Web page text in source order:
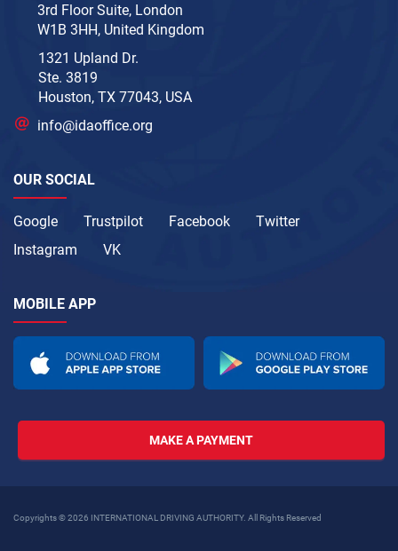
3rd Floor Suite, London
W1B 3HH, United Kingdom
1321 Upland Dr.
Ste. 3819
Houston, TX 77043, USA
info@idaoffice.org
OUR SOCIAL
Google Trustpilot Facebook
Twitter
Instagram
VK
MOBILE APP
MAKE A PAYMENT
Copyrights © 2026 INTERNATIONAL DRIVING AUTHORITY. All Rights Reserved